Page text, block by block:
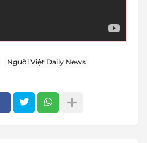
Người Việt Daily News